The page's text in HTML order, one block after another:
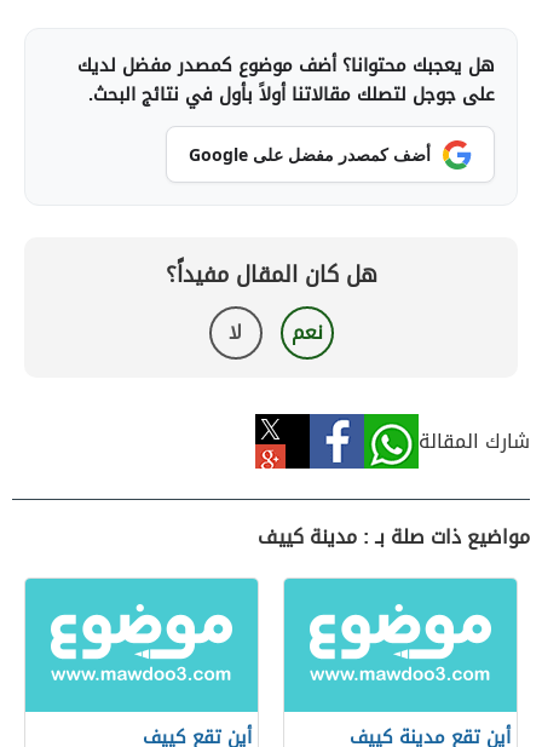
هل يعجبك محتوانا؟ أضف موضوع كمصدر مفضل لديك
على جوجل لتصلك مقالاتنا أولاً بأول في نتائج البحث.
أضف كمصدر مفضل على Google
هل كان المقال مفيداً؟
نعم لا
شارك المقالة
مواضيع ذات صلة بـ : مدينة كييف
أين تقع مدينة كييف أين تقع كييف